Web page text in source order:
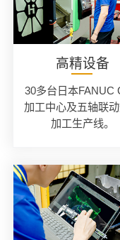
高精设备
30多台日本FANUC
加工中心及五轴联
加工生产线。